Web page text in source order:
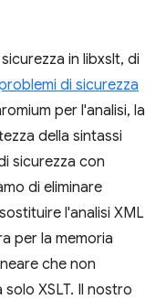
in libxslt, di
di sicurezza
per l'analisi, la
della sintassi
sicurezza con
di eliminare
l'analisi XML
per la memoria
che non
XSLT. Il nostro